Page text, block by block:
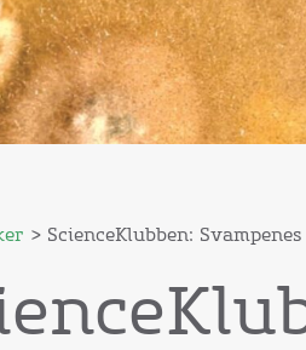
> ScienceKlubben: